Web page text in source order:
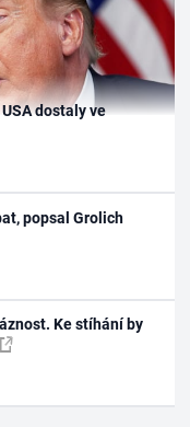
dostaly ve
popsal Grolich
Ke stíhání by